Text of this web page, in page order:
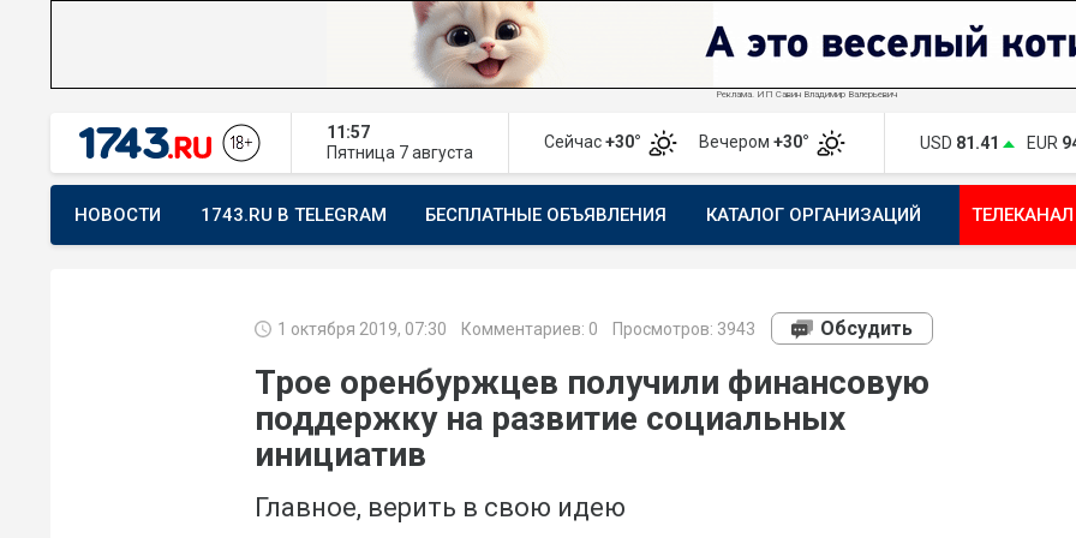
Реклама. ИП Савин Владимир Валерьевич
11:57
Пятница 7 августа
Сейчас+30° Вечером +30° USD 81.41 EUR
НОВОСТИ 1743.RU В TELEGRAM БЕСПЛАТНЫЕ ОБЪЯВЛЕНИЯ КАТАЛОГ ОРГАНИЗАЦИЙ
1 октября 2019, 07:30 Комментариев: 0 Просмотров: 3943 Обсудить
Трое оренбуржцев получили финансовую
поддержку на развитие социальных
инициатив
Главное, верить в свою идею